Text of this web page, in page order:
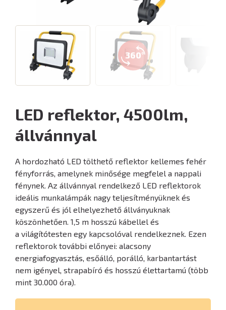
360°
LED reflektor, 4500lm,
állvánnyal
A hordozható LED tölthető reflektor kellemes fehér
fényforrás, amelynek minősége megfelel a nappali
fénynek. Az állvánnyal rendelkező LED reflektorok
ideális munkalámpák nagy teljesítményüknek és
egyszerű és jól elhelyezhető állványuknak
köszönhetően. 1,5 m hosszú kábellel és
a világítótesten egy kapcsolóval rendelkeznek. Ezen
reflektorok további előnyei: alacsony
energiafogyasztás, esőálló, porálló, karbantartást
nem igényel, strapabíró és hosszú élettartamú (több
mint 30.000 óra).